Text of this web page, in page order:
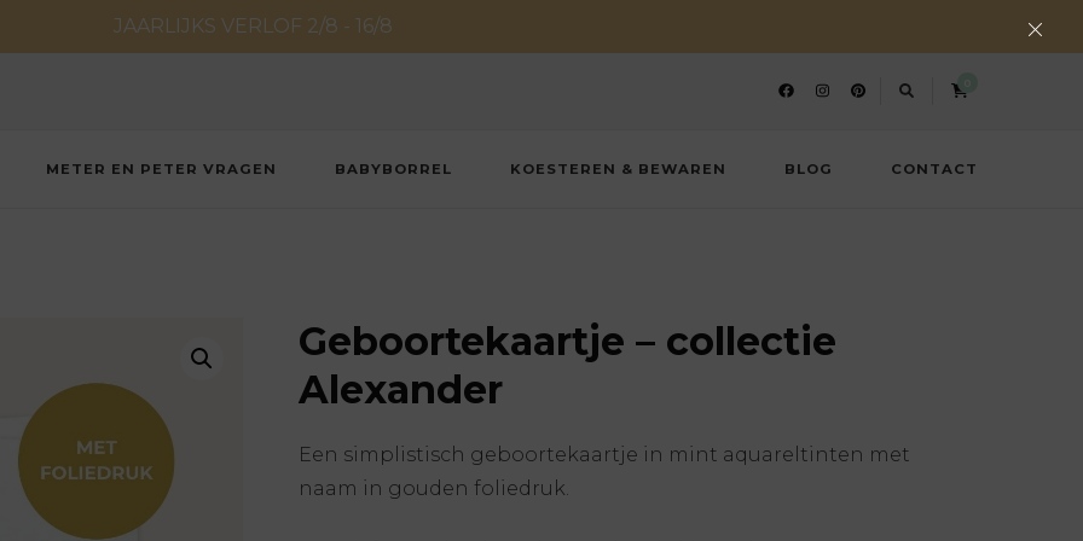
JAARLIJKS VERLOF 2/8 - 16/8
METER EN PETER VRAGEN BABYBORREL KOESTEREN & BEWAREN BLOG CONTACT
Geboortekaartje – collectie
Alexander
Een simplistisch geboortekaartje in mint aquareltinten met
naam in gouden foliedruk.